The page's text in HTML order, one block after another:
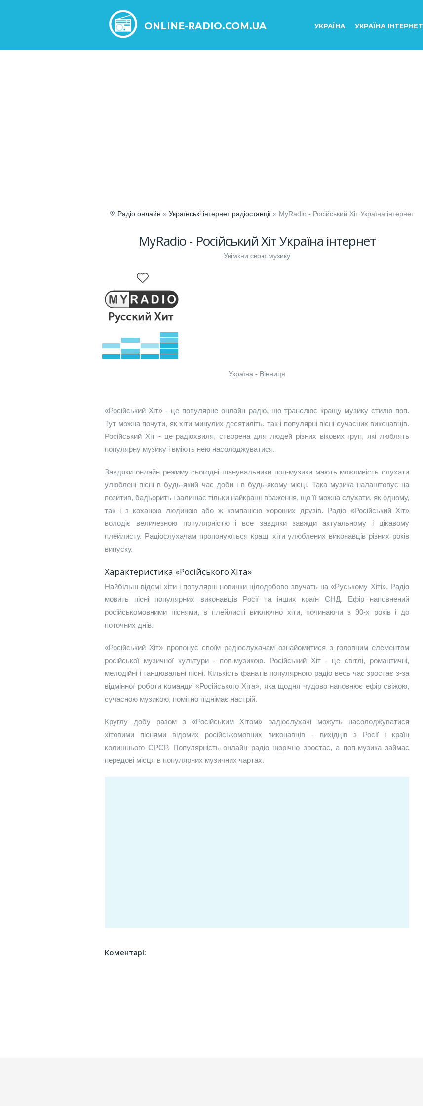
ONLINE-RADIO.COM.UA УКРАЇНА УКРАЇНА ІНТЕРНЕТ
Радіо онлайн » Українські інтернет радіостанції » MyRadio - Російський Хіт Україна інтернет
MyRadio - Російський Хіт Україна інтернет
Увімкни свою музику
Україна - Вінниця
«Російський Хіт» - це популярне онлайн радіо, що транслює кращу музику стилю поп.
Тут можна почути, як хіти минулих десятиліть, так і популярні пісні сучасних виконавців.
Російський Хіт - це радіохвиля, створена для людей різних вікових груп, які люблять
популярну музику і вміють нею насолоджуватися.
Завдяки онлайн режиму сьогодні шанувальники поп-музики мають можливість слухати
улюблені пісні в будь-який час доби і в будь-якому місці. Така музика налаштовує на
позитив, бадьорить і залишає тільки найкращі враження, що її можна слухати, як одному,
так і з коханою людиною або ж компанією хороших друзів. Радіо «Російський Хіт»
володіє величезною популярністю і все завдяки завжди актуальному і цікавому
плейлисту. Радіослухачам пропонуються кращі хіти улюблених виконавців різних років
випуску.
Характеристика «Російського Хіта»
Найбільш відомі хіти і популярні новинки цілодобово звучать на «Руському Хіті». Радіо
мовить пісні популярних виконавців Росії та інших країн СНД. Ефір наповнений
російськомовними піснями, в плейлисті виключно хіти, починаючи з 90-х років і до
поточних днів.
«Російський Хіт» пропонує своїм радіослухачам ознайомитися з головним елементом
російської музичної культури - поп-музикою. Російський Хіт - це світлі, романтичні,
мелодійні і танцювальні пісні. Кількість фанатів популярного радіо весь час зростає з-за
відмінної роботи команди «Російського Хіта», яка щодня чудово наповнює ефір свіжою,
сучасною музикою, помітно піднімає настрій.
Круглу добу разом з «Російським Хітом» радіослухачі можуть насолоджуватися
хітовими піснями відомих російськомовних виконавців - вихідців з Росії і країн
колишнього СРСР. Популярність онлайн радіо щорічно зростає, а поп-музика займає
передові місця в популярних музичних чартах.
Коментарі: